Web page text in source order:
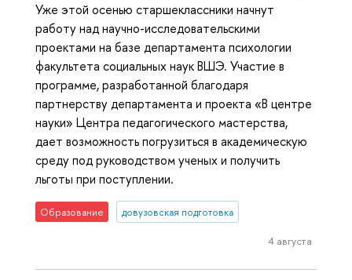
Уже этой осенью старшеклассники начнут
работу над научно-исследовательскими
проектами на базе департамента психологии
факультета социальных наук ВШЭ. Участие в
программе, разработанной благодаря
партнерству департамента и проекта «В центре
науки» Центра педагогического мастерства,
дает возможность погрузиться в академическую
среду под руководством ученых и получить
льготы при поступлении.
Образование довузовская подготовка
4 августа